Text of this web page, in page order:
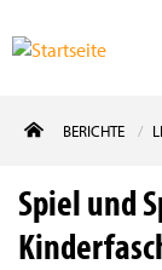
zum
BERICHTE
Spiel und